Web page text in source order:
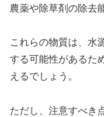
農薬や除草剤の除去
これらの物質は、水
する可能性があるた
えるでしょう。
ただし、注意すべき